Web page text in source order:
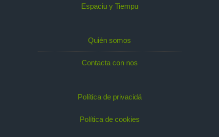
Espaciu y Tiempu
Quién somos
Contacta con nos
Política de privacidá
Política de cookies